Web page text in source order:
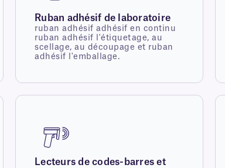
Ruban adhésif de laboratoire
ruban adhésif adhésif en continu
ruban adhésif l'étiquetage, au
scellage, au découpage et ruban
adhésif l'emballage.
Lecteurs de codes-barres et